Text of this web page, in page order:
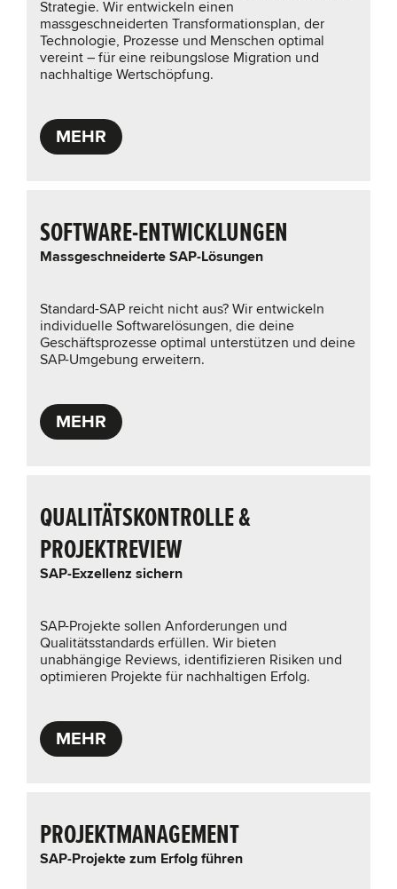
Strategie. Wir entwickeln einen
massgeschneiderten Transformationsplan, der
Technologie, Prozesse und Menschen optimal
vereint – für eine reibungslose Migration und
nachhaltige Wertschöpfung.
MEHR
SOFTWARE-ENTWICKLUNGEN
Massgeschneiderte SAP-Lösungen
Standard-SAP reicht nicht aus? Wir entwickeln
individuelle Softwarelösungen, die deine
Geschäftsprozesse optimal unterstützen und deine
SAP-Umgebung erweitern.
MEHR
QUALITÄTSKONTROLLE &
PROJEKTREVIEW
SAP-Exzellenz sichern
SAP-Projekte sollen Anforderungen und
Qualitätsstandards erfüllen. Wir bieten
unabhängige Reviews, identifizieren Risiken und
optimieren Projekte für nachhaltigen Erfolg.
MEHR
PROJEKTMANAGEMENT
SAP-Projekte zum Erfolg führen